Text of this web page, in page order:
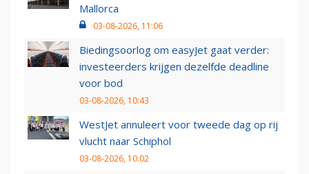
Mallorca
03-08-2026, 11:06
Biedingsoorlog om easyJet gaat verder:
investeerders krijgen dezelfde deadline
voor bod
03-08-2026, 10:43
WestJet annuleert voor tweede dag op rij
vlucht naar Schiphol
03-08-2026, 10:02